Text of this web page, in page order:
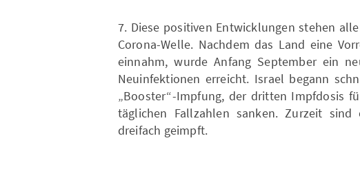
7. Diese positiven Entwicklungen stehen
Corona-Welle. Nachdem das Land eine
einnahm, wurde Anfang September ein
Neuinfektionen erreicht. Israel begann
„Booster“-Impfung, der dritten Impfdosis
täglichen Fallzahlen sanken. Zurzeit
dreifach geimpft.